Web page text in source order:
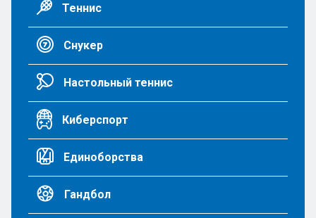
Теннис
Снукер
Настольный теннис
Киберспорт
Единоборства
Гандбол